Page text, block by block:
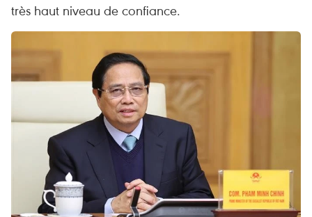
très haut niveau de confiance.